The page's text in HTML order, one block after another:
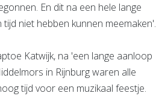
En dit na een hele lange
niet hebben kunnen meemaken'.
Katwijk, na 'een lange aanloop
in Rijnburg waren alle
tijd voor een muzikaal feestje.